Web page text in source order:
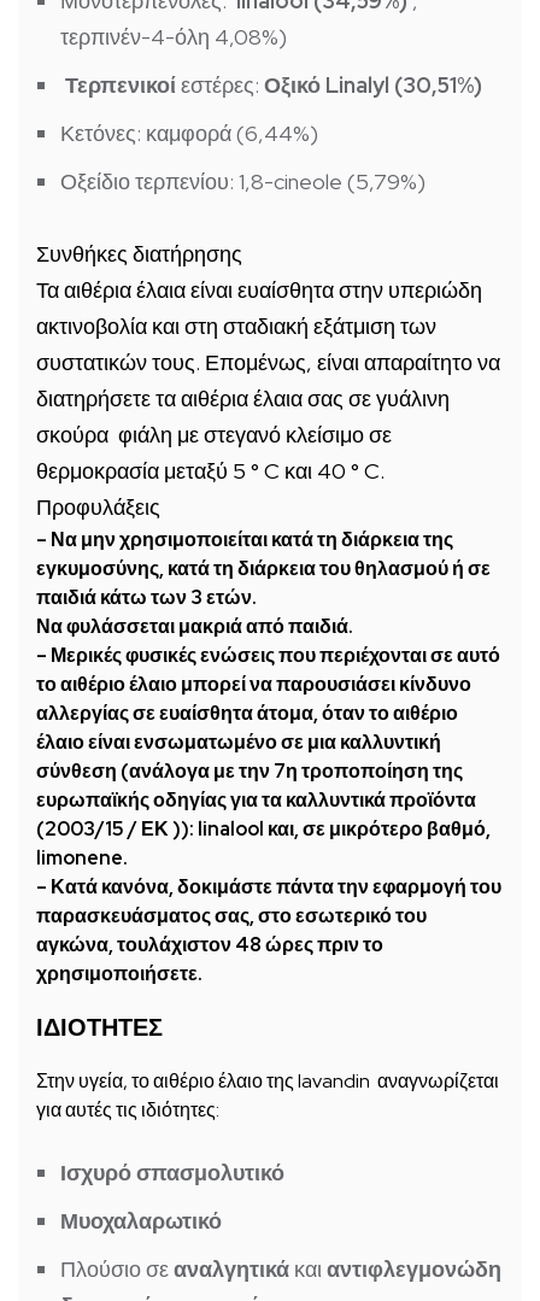
τερπινέν-4-όλη 4,08%)
Τερπενικοίεστέρες: Οξικό Linalyl (30,51%)
Κετόνες: καμφορά (6,44%)
Οξείδιο τερπενίου: 1,8-cineole (5,79%)
Συνθήκες διατήρησης
Τα αιθέρια έλαια είναι ευαίσθητα στην υπεριώδη
ακτινοβολία και στη σταδιακή εξάτμιση των
συστατικών τους. Επομένως, είναι απαραίτητο να
διατηρήσετε τα αιθέρια έλαια σας σε γυάλινη
σκούρα φιάλη με στεγανό κλείσιμο σε
θερμοκρασία μεταξύ 5 ° C και 40 ° C.
Προφυλάξεις
– Να μην χρησιμοποιείται κατά τη διάρκεια της
εγκυμοσύνης, κατά τη διάρκεια του θηλασμού ή σε
παιδιά κάτω των 3 ετών.
Να φυλάσσεται μακριά από παιδιά.
– Μερικές φυσικές ενώσεις που περιέχονται σε αυτό
το αιθέριο έλαιο μπορεί να παρουσιάσει κίνδυνο
αλλεργίας σε ευαίσθητα άτομα, όταν το αιθέριο
έλαιο είναι ενσωματωμένο σε μια καλλυντική
σύνθεση (ανάλογα με την 7η τροποποίηση της
ευρωπαϊκής οδηγίας για τα καλλυντικά προϊόντα
(2003/15 / ΕΚ )): linalool και, σε μικρότερο βαθμό,
limonene.
– Κατά κανόνα, δοκιμάστε πάντα την εφαρμογή του
παρασκευάσματος σας, στο εσωτερικό του
αγκώνα, τουλάχιστον 48 ώρες πριν το
χρησιμοποιήσετε.
ΙΔΙΟΤΗΤΕΣ
Στην υγεία, το αιθέριο έλαιο της lavandin αναγνωρίζεται
για αυτές τις ιδιότητες:
Ισχυρό σπασμολυτικό
Μυοχαλαρωτικό
Πλούσιο σεαναλγητικά καιαντιφλεγμονώδη